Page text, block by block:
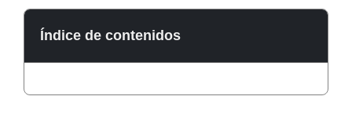
Índice de contenidos